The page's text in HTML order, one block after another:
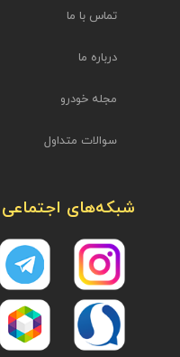
تماس با ما
درباره ما
مجله خودرو
سوالات متداول
شبکه‌های اجتماعی